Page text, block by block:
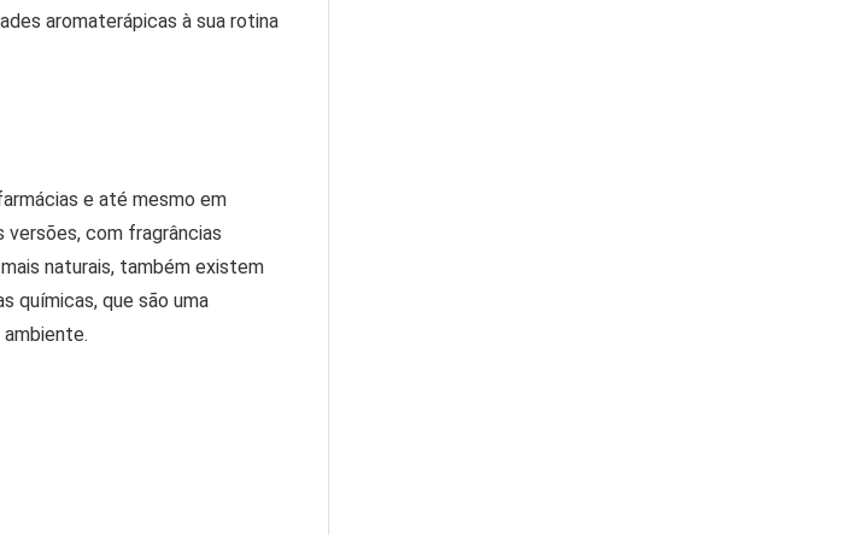
aromaterápicas à sua rotina
e até mesmo em
versões, com fragrâncias
naturais, também existem
químicas, que são uma